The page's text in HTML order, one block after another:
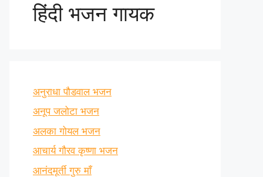
हिंदी भजन गायक
अनुराधा पौडवाल भजन
अनूप जलोटा भजन
अलका गोयल भजन
आचार्य गौरव कृष्णा भजन
आनंदमूर्ती गुरु माँ